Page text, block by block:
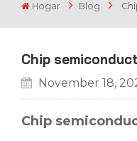
Hogar Blog
Chip
November 18,
Chip